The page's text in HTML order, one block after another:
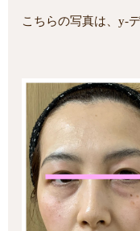
こちらの写真は、y-